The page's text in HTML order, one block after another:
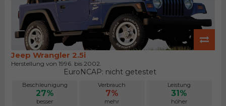
Jeep Wrangler 2.5i
Herstellung von 1996. bis 2002.
EuroNCAP: nicht getestet
Beschleunigung
27%
besser
Verbrauch
7%
mehr
Leistung
31%
höher